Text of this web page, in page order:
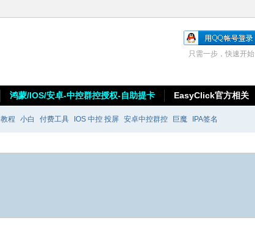
只需一步，快速开始
鸿蒙/IOS/安卓-中控群控授权-自助提卡 EasyClick官方相关
教程 小白 付费工具 IOS 中控 投屏 安卓中控群控 巨魔 IPA签名